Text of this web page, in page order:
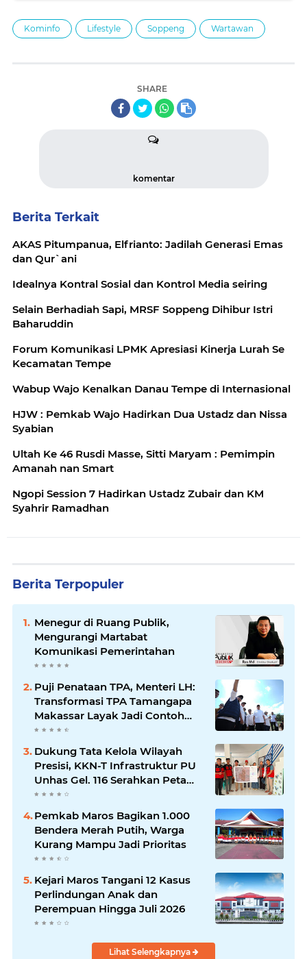
Kominfo Lifestyle Soppeng Wartawan
SHARE
komentar
Berita Terkait
AKAS Pitumpanua, Elfrianto: Jadilah Generasi Emas
dan Qur`ani
Idealnya Kontral Sosial dan Kontrol Media seiring
Selain Berhadiah Sapi, MRSF Soppeng Dihibur Istri
Baharuddin
Forum Komunikasi LPMK Apresiasi Kinerja Lurah Se
Kecamatan Tempe
Wabup Wajo Kenalkan Danau Tempe di Internasional
HJW : Pemkab Wajo Hadirkan Dua Ustadz dan Nissa
Syabian
Ultah Ke 46 Rusdi Masse, Sitti Maryam : Pemimpin
Amanah nan Smart
Ngopi Session 7 Hadirkan Ustadz Zubair dan KM
Syahrir Ramadhan
Berita Terpopuler
Menegur di Ruang Publik,
Mengurangi Martabat
Komunikasi Pemerintahan
Puji Penataan TPA, Menteri LH:
Transformasi TPA Tamangapa
Makassar Layak Jadi Contoh
Nasional
Dukung Tata Kelola Wilayah
Presisi, KKN-T Infrastruktur PU
Unhas Gel. 116 Serahkan Peta
Batas Dusun Berbasis GIS ke
Desa Bonto Matene
Pemkab Maros Bagikan 1.000
Bendera Merah Putih, Warga
Kurang Mampu Jadi Prioritas
Kejari Maros Tangani 12 Kasus
Perlindungan Anak dan
Perempuan Hingga Juli 2026
Lihat Selengkapnya